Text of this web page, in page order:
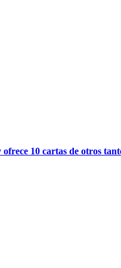
10 cartas de otros